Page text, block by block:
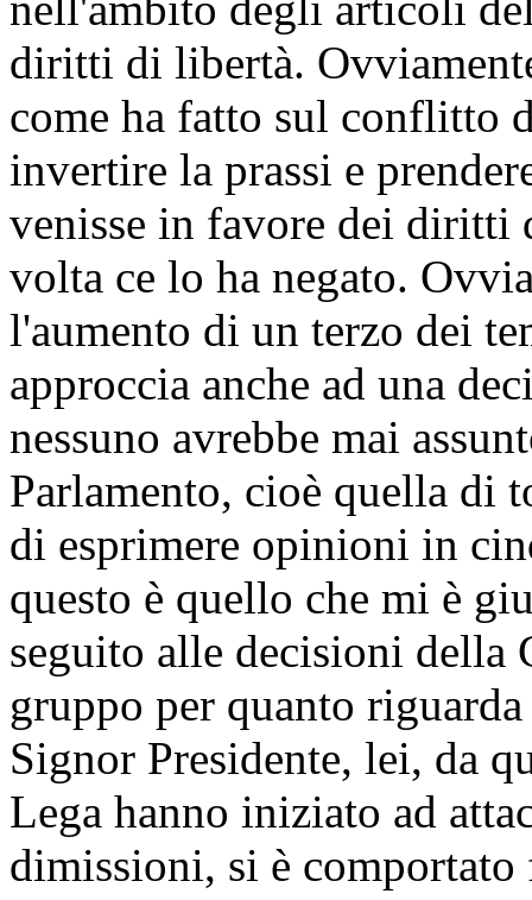
diritti di libertà.
come ha fatto sul conflitto
invertire la prassi e
venisse in favore dei diritti
volta ce lo ha negato.
l'aumento di un terzo dei
approccia anche ad una
nessuno avrebbe mai
Parlamento, cioè quella di
di esprimere opinioni in
questo è quello che mi è
seguito alle decisioni della
gruppo per quanto
Signor Presidente, lei, da
Lega hanno iniziato ad
dimissioni, si è comportato